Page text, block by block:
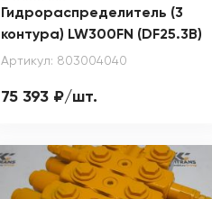
Гидрораспределитель (3
контура) LW300FN (DF25.3B)
Артикул: 803004040
75 393 ₽/шт.